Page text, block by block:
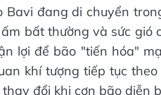
Bavi đang di chuyển
bất thường và sức
lợi để bão "tiến hóa"
khí tượng tiếp tục
đổi khi cơn bão diễn